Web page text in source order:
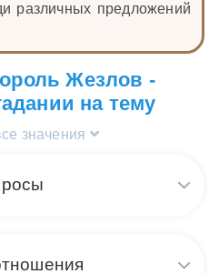
различных предложений
Жезлов -
на тему
значения
и 7 Кубков в общих